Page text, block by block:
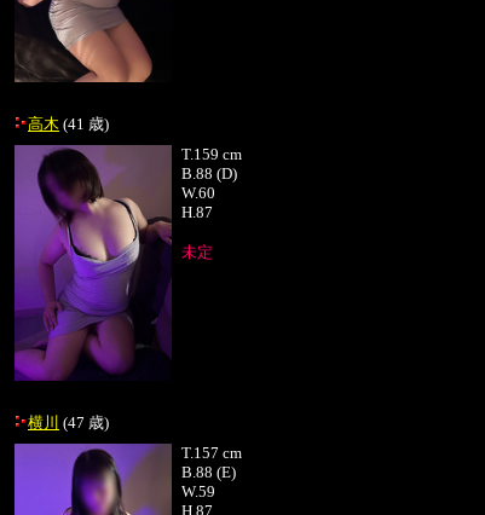
高木 (41 歳)
T. 159 cm
B. 88 (D)
W.60
H. 87
未定
横川 (47 歳)
T. 157 cm
B. 88 (E)
W.59
H. 87